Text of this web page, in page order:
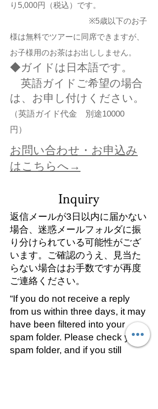
り5,000円（税込）です。
※5歳以下のお子
様は無料でツアーに同席できますが、
お子様用のお茶はお出ししません。
◆ガイドは日本語です。
英語ガイドご希望の場合
は、お申し付けください。
（英語ガイド代金 別途10000
円）
お問い合わせ・お申込み
はこちらへ→
Inquiry
返信メールが3日以内に届かない
場合、迷惑メールフォルダに振
り分けられている可能性がござ
います。ご確認のうえ、見当た
らない場合はお手数ですが再度
ご連絡ください。
“If you do not receive a reply
from us within three days, it may
have been filtered into your
spam folder. Please check your
spam folder, and if you still